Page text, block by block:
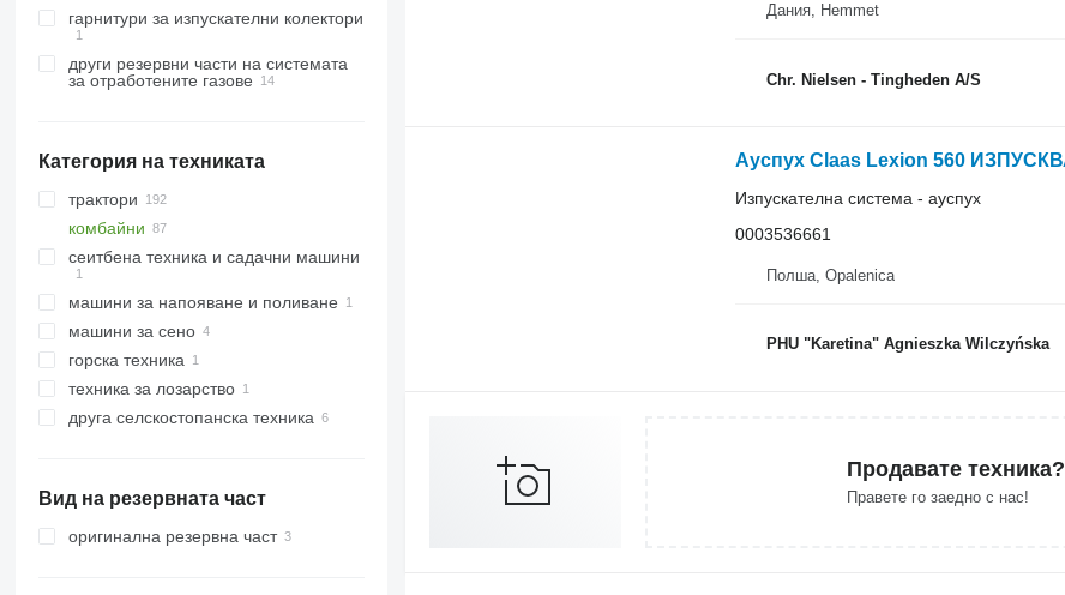
гарнитури за изпускателни колектори
други резервни части на системата
за отработените газове
Категория на техниката
трактори
верижни трактори
колесни трактори
комбайни
комбайни за цвекло
силажокомбайни
сеитбена техника и садачни машини
машини за напояване и поливане
машини за сено
косачки
селскостопански товарачи
горска техника
харвестъри
техника за лозарство
друга селскостопанска техника
Вид на резервната част
оригинална резервна част
Дания, Hemmet
Chr. Nielsen - Tingheden A/S
Изпускателна система - ауспух
0003536661
Полша, Opalenica
PHU "Karetina" Agnieszka Wilczyńska
Продавате техника?
Правете го заедно с нас!